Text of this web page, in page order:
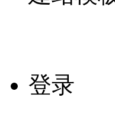
登录